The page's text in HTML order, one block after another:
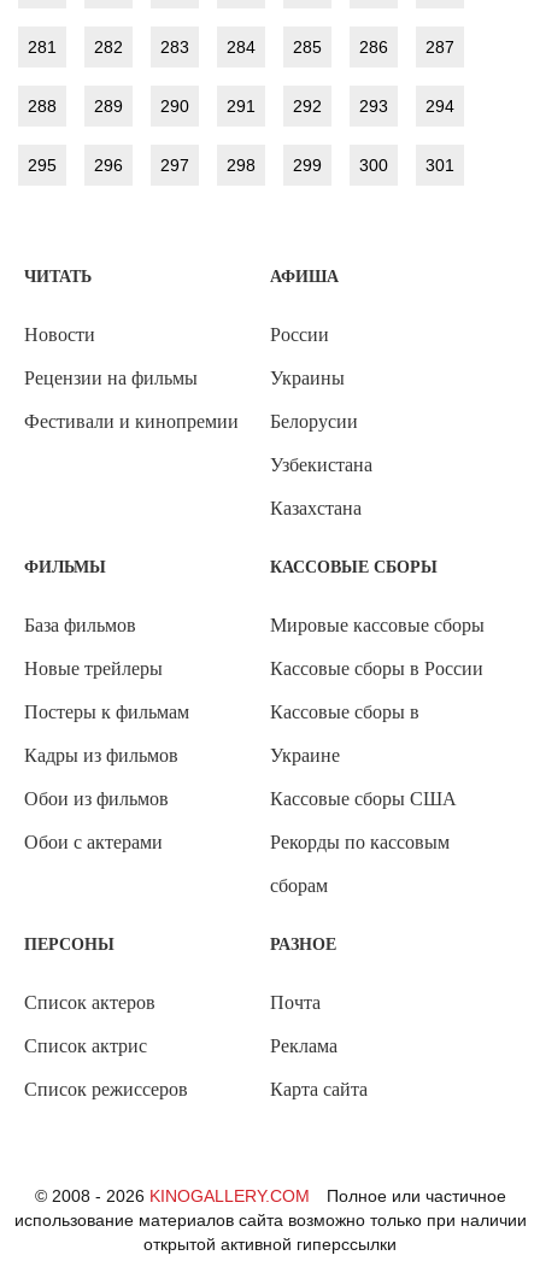
281 282 283 284 285 286 287
288 289 290 291 292 293 294
295 296 297 298 299 300 301
ЧИТАТЬ
Новости
Рецензии на фильмы
Фестивали и кинопремии
АФИША
России
Украины
Белорусии
Узбекистана
Казахстана
ФИЛЬМЫ
База фильмов
Новые трейлеры
Постеры к фильмам
Кадры из фильмов
Обои из фильмов
Обои с актерами
КАССОВЫЕ СБОРЫ
Мировые кассовые сборы
Кассовые сборы в России
Кассовые сборы в
Украине
Кассовые сборы США
Рекорды по кассовым
сборам
ПЕРСОНЫ
Список актеров
Список актрис
Список режиссеров
РАЗНОЕ
Почта
Реклама
Карта сайта
© 2008 - 2026 KINOGALLERY.COM
Полное или частичное
использование материалов сайта возможно только при наличии
открытой активной гиперссылки